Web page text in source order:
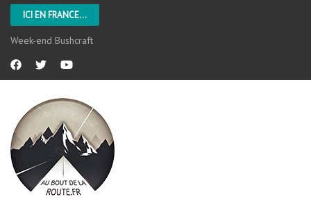
ICI EN FRANCE...
Week-end Bushcraft